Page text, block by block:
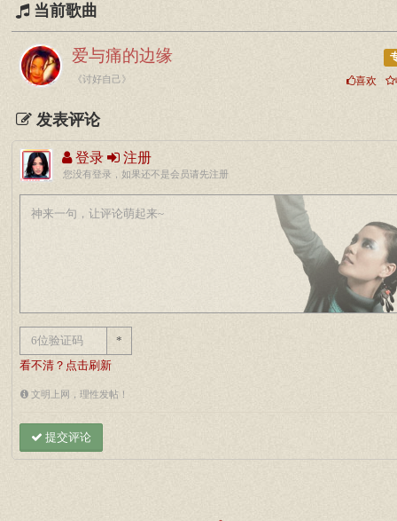
当前歌曲
喜欢
爱与痛的边缘
《讨好自己》
发表评论
登录 注册
您没有登录，如果还不是会员请先注册
*
看不清？点击刷新
文明上网，理性发帖！
提交评论